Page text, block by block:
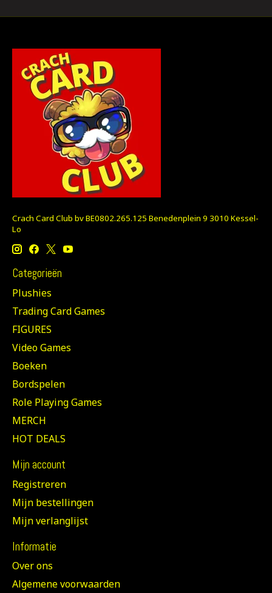
Crach Card Club bv BE0802.265.125 Benedenplein 9 3010 Kessel-
Lo
Categorieën
Plushies
Trading Card Games
FIGURES
Video Games
Boeken
Bordspelen
Role Playing Games
MERCH
HOT DEALS
Mijn account
Registreren
Mijn bestellingen
Mijn verlanglijst
Informatie
Over ons
Algemene voorwaarden